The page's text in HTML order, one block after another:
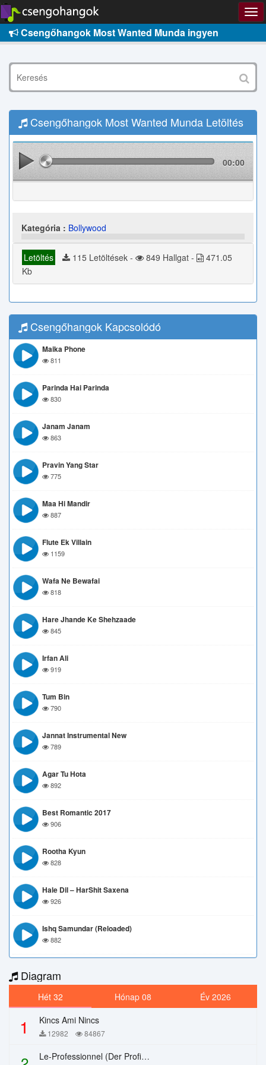
Csengőhangok Most Wanted Munda ingyen
Csengőhangok Most Wanted Munda Letöltés
00:00
Kategória : Bollywood
Letöltés 115 Letöltések - 849 Hallgat -
471.05
Kb
Csengőhangok Kapcsolódó
Maika Phone
811
Parinda Hai Parinda
830
Janam Janam
863
Pravin Yang Star
775
Maa Hi Mandir
887
Flute Ek Villain
1159
Wafa Ne Bewafai
818
Hare Jhande Ke Shehzaade
845
Irfan Ali
919
Tum Bin
790
Jannat Instrumental New
789
Agar Tu Hota
892
Best Romantic 2017
906
Rootha Kyun
828
Hale Dil – HarShit Saxena
926
Ishq Samundar (Reloaded)
882
Diagram
Hét 32 Hónap 08 Év 2026
1 Kincs Ami Nincs
12982 84867
Le-Professionnel (Der Profi) – Chi Mai